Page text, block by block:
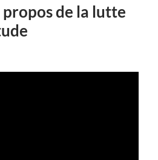
de la lutte